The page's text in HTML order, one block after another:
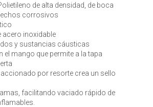
de alta densidad, de boca
corrosivos
acero inoxidable
y sustancias cáusticas
el mango que permite a la tapa
accionado por resorte crea un sello
facilitando vaciado rápido de